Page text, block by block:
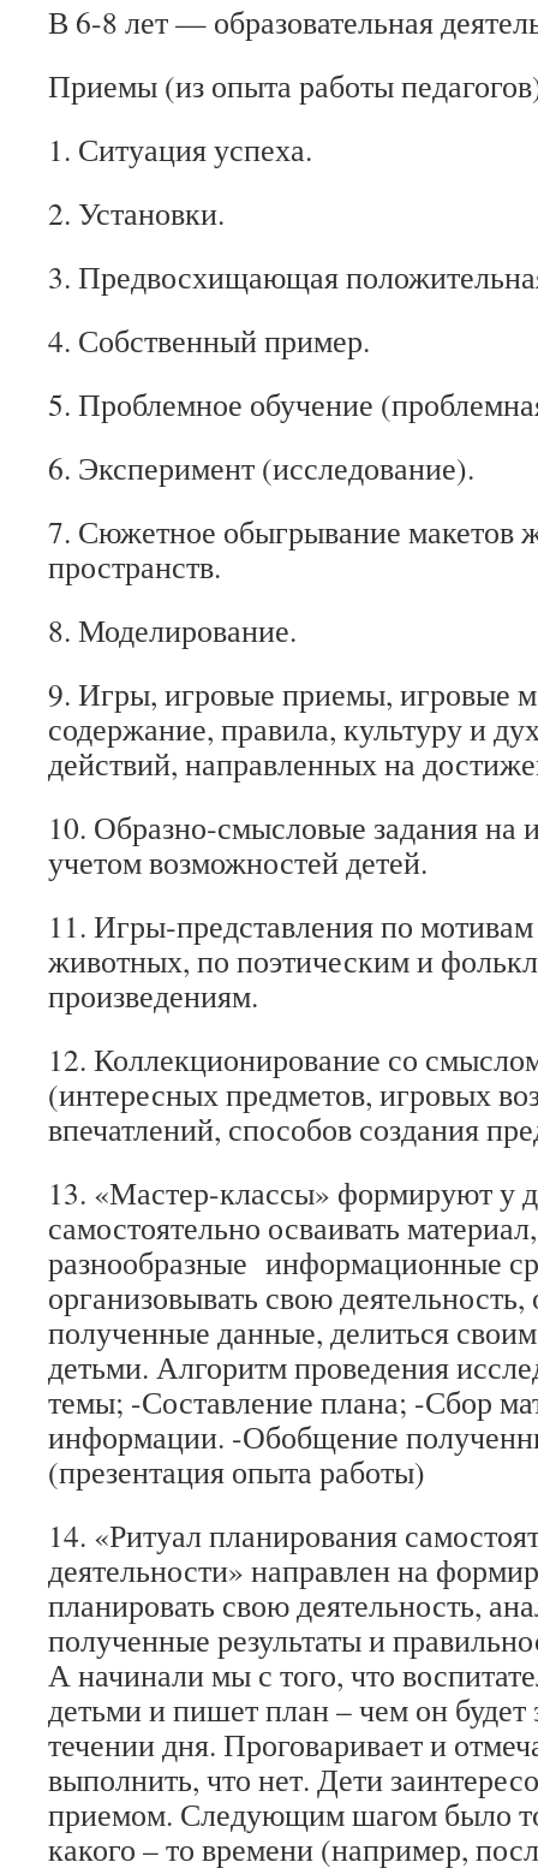
В 6-8 лет — образовательная
Приемы (из опыта работы
1. Ситуация успеха.
2. Установки.
3. Предвосхищающая
4. Собственный пример.
5. Проблемное обучение
6. Эксперимент (исследование).
7. Сюжетное обыгрывание макетов
пространств.
8. Моделирование.
9. Игры, игровые приемы, игровые
содержание, правила, культуру и
действий, направленных на
10. Образно‐смысловые задания на
учетом возможностей детей.
11. Игры‐представления по
животных, по поэтическим и
произведениям.
12. Коллекционирование со
(интересных предметов, игровых
впечатлений, способов создания
13. «Мастер-классы» формируют у
самостоятельно осваивать
разнообразные информационные
организовывать свою
полученные данные, делиться
детьми. Алгоритм проведения
темы; -Составление плана; -Сбор
информации. -Обобщение
(презентация опыта работы)
14. «Ритуал планирования
деятельности» направлен на
планировать свою деятельность,
полученные результаты и
А начинали мы с того, что
детьми и пишет план – чем он будет
течении дня. Проговаривает и
выполнить, что нет. Дети
приемом. Следующим шагом было
какого – то времени (например,